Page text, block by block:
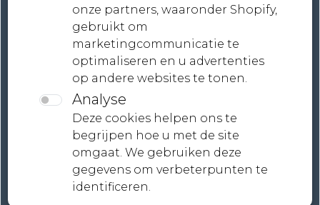
Juridische informatie
Wereldwijde verzending, gepersonaliseerde
betaaloplossingen | MONDiART LaB
Collections
onze partners, waaronder Shopify,
gebruikt om
marketingcommunicatie te
optimaliseren en u advertenties
op andere websites te tonen.
Analyse
Deze cookies helpen ons te
begrijpen hoe u met de site
omgaat. We gebruiken deze
gegevens om verbeterpunten te
identificeren.